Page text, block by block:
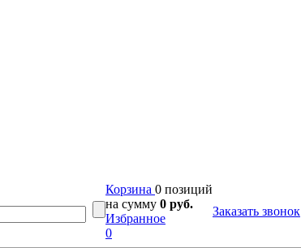
Корзина 0 позиций
на сумму 0 руб.
Избранное
0
Заказать звонок